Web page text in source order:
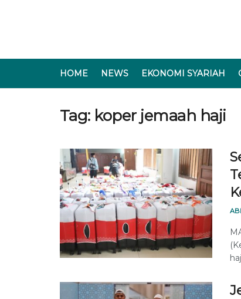
HOME NEWS EKONOMI SYARIAH
Tag: koper jemaah haji